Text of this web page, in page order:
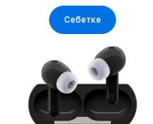
Себетке